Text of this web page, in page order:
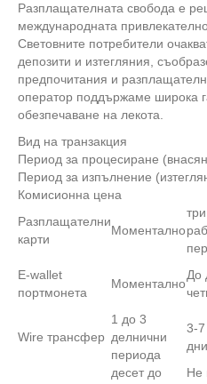
Разплащателната свобода е
международната
Световните потребители
депозити и изтегляния,
предпочитания и
оператор поддържаме широка
обезпечаване на лекота.
Вид на транзакция
Период за процесиране
Период за изпълнение
Комисионна цена
Разплащателни
карти
Моментално
E-wallet
портмонета
Моментално
До
Wire трансфер
1 до 3
делнични
периода
3-
дни
десет до
Не